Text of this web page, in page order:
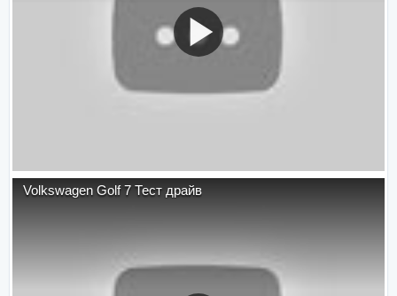
Volkswagen Golf 7 Тест драйв